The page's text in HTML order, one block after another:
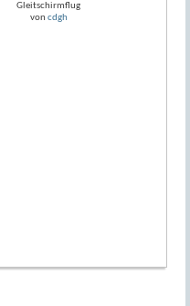
Gleitschirmflug
von cdgh